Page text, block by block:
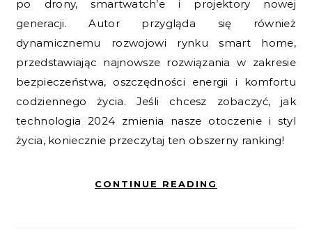
po drony, smartwatch’e i projektory nowej
generacji. Autor przygląda się również
dynamicznemu rozwojowi rynku smart home,
przedstawiając najnowsze rozwiązania w zakresie
bezpieczeństwa, oszczędności energii i komfortu
codziennego życia. Jeśli chcesz zobaczyć, jak
technologia 2024 zmienia nasze otoczenie i styl
życia, koniecznie przeczytaj ten obszerny ranking!
CONTINUE READING